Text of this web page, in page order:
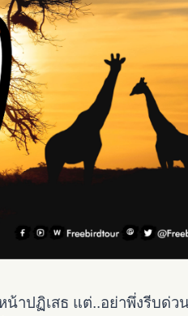
น้าปฏิเสธ แต่..อย่าพึ่งรีบด่ว